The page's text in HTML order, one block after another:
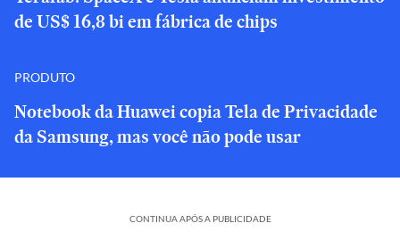
de US$ 16,8 bi em fábrica de chips
PRODUTO
Notebook da Huawei copia Tela de Privacidade
da Samsung, mas você não pode usar
CONTINUA APÓS A PUBLICIDADE